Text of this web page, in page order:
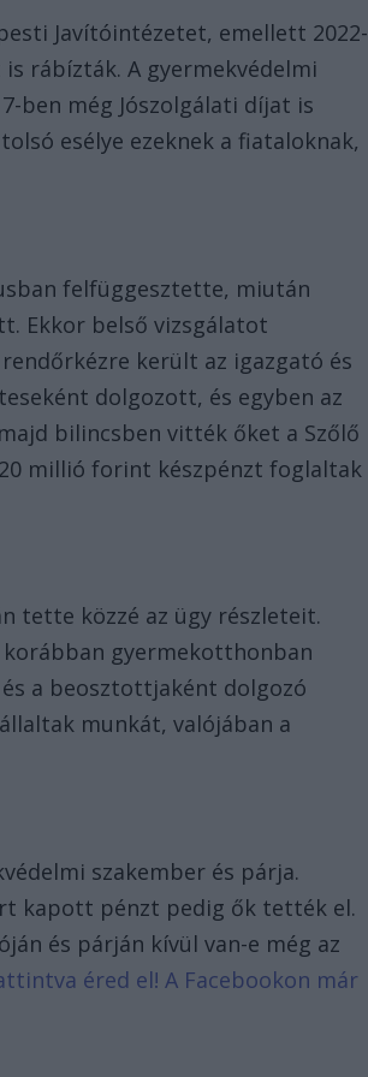
Javítóintézetet, emellett 2022-
rábízták. A gyermekvédelmi
ben még Jószolgálati díjat is
esélye ezeknek a fiataloknak,
felfüggesztette, miután
Ekkor belső vizsgálatot
került az igazgató és
dolgozott, és egyben az
bilincsben vitték őket a Szőlő
millió forint készpénzt foglaltak
tette közzé az ügy részleteit.
gyermekotthonban
a beosztottjaként dolgozó
munkát, valójában a
szakember és párja.
kapott pénzt pedig ők tették el.
és párján kívül van-e még az
éred el! A Facebookon már